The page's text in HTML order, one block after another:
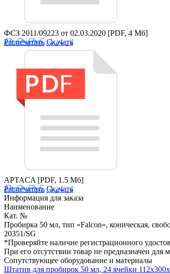
ФСЗ 2011/09223 от 02.03.2020 [PDF, 4 Мб]
Распечатать Скачать
APTACA [PDF, 1.5 Мб]
Распечатать Скачать
Информация для заказа
Наименование
Кат. №
Пробирка 50 мл, тип «Falcon», коническая,
20351/SG
*Проверяйте наличие регистрационного
При его отсутствии товар не предназначен
Сопутствующее оборудование и материалы
Штатив для пробирок 50 мл, 24 ячейки